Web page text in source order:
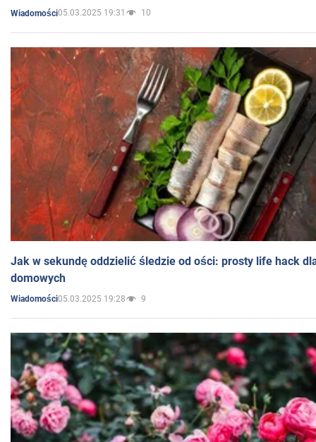
Wiadomości05.03.2025 19:31 10
Jak w sekundę oddzielić śledzie od ości: prosty life hack
domowych
Wiadomości05.03.2025 19:28 9